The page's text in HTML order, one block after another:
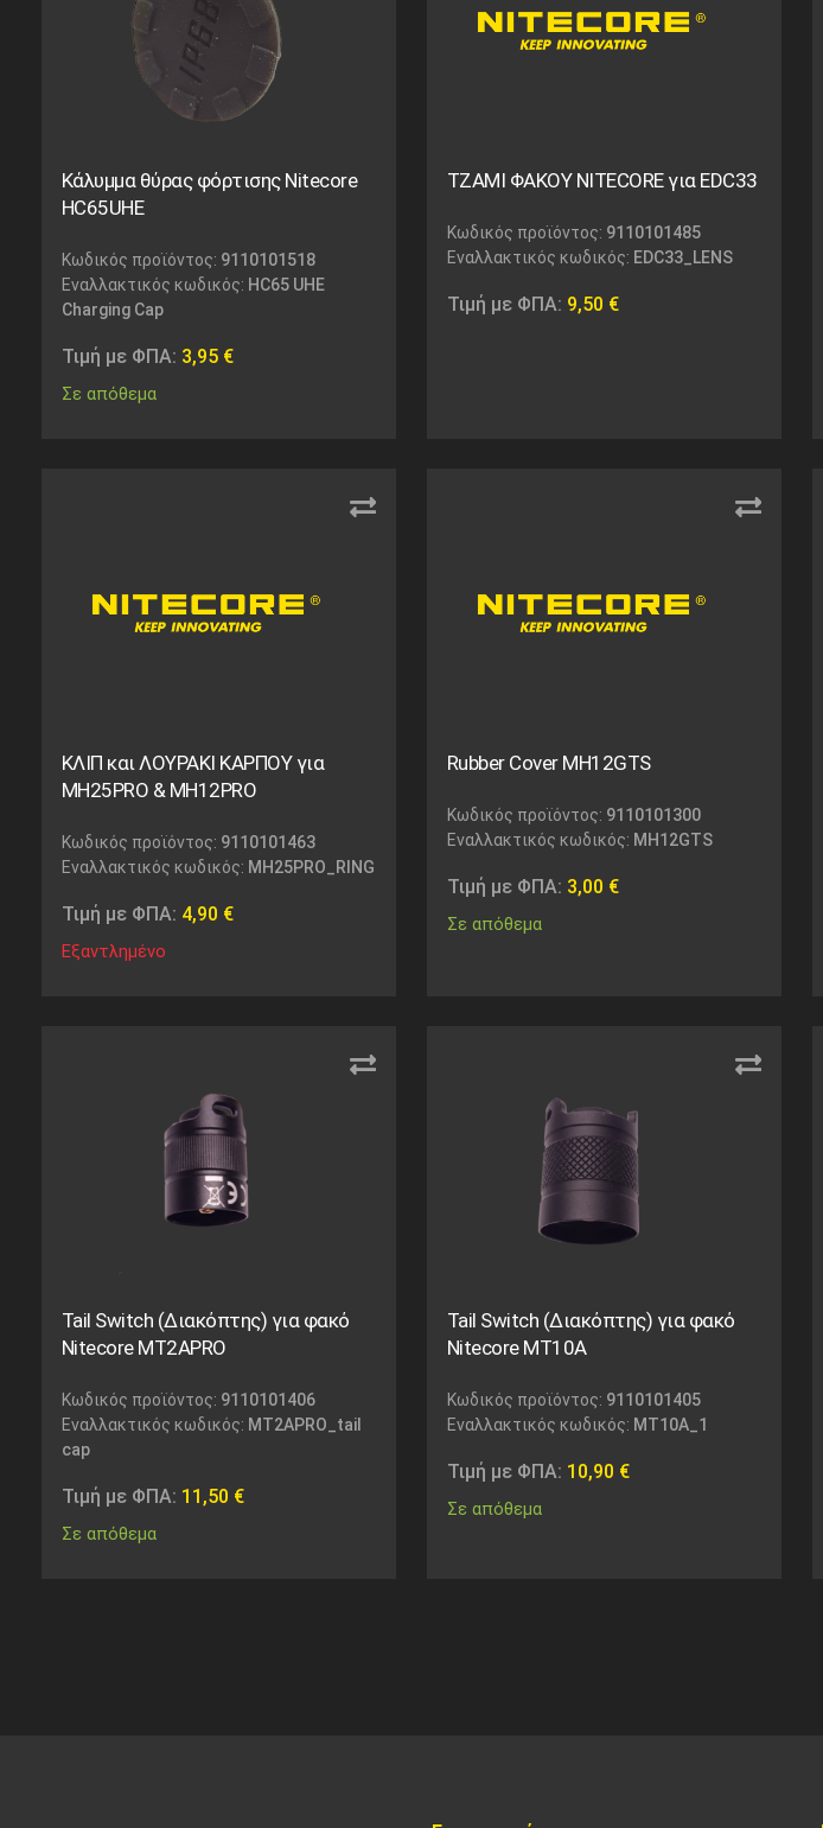
Κάλυμμα θύρας φόρτισης Nitecore
HC65UHE
Κωδικός προϊόντος: 9110101518
Εναλλακτικός κωδικός: HC65 UHE
Charging Cap
Τιμή με ΦΠΑ: 3,95 €
Σε απόθεμα
ΤΖΑΜΙ ΦΑΚΟΥ NITECORE για EDC33
Κωδικός προϊόντος: 9110101485
Εναλλακτικός κωδικός: EDC33_LENS
Τιμή με ΦΠΑ: 9,50 €
ΚΛΙΠ και ΛΟΥΡΑΚΙ ΚΑΡΠΟΥ για
MH25PRO & MH12PRO
Κωδικός προϊόντος: 9110101463
Εναλλακτικός κωδικός: MH25PRO_RING
Τιμή με ΦΠΑ: 4,90 €
Εξαντλημένο
Rubber Cover MH12GTS
Κωδικός προϊόντος: 9110101300
Εναλλακτικός κωδικός: MH12GTS
Τιμή με ΦΠΑ: 3,00 €
Σε απόθεμα
Tail Switch (Διακόπτης) για φακό
Nitecore MT2APRO
Κωδικός προϊόντος: 9110101406
Εναλλακτικός κωδικός: MT2APRO_tail
cap
Τιμή με ΦΠΑ: 11,50 €
Σε απόθεμα
Tail Switch (Διακόπτης) για φακό
Nitecore MT10A
Κωδικός προϊόντος: 9110101405
Εναλλακτικός κωδικός: MT10A_1
Τιμή με ΦΠΑ: 10,90 €
Σε απόθεμα